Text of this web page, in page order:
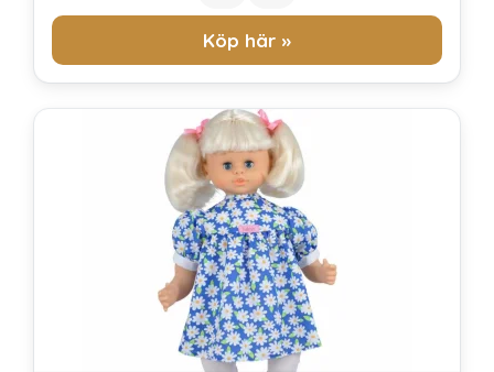
Köp här »